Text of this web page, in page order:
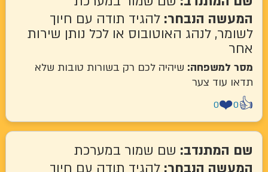
המעשה הנבחר: להגיד תודה עם חיוך
לשומר, לנהג האוטובוס או לכל נותן שירות
אחר
מסר למשפחה: שיהיה לכם רק בשורות טובות שלא
תדאו עוד צער
👍
0
❤️
0
שם המתנדב: שם שמור במערכת